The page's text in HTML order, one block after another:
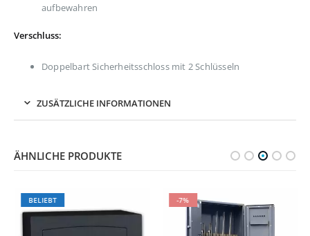
aufbewahren
Verschluss:
Doppelbart Sicherheitsschloss mit 2 Schlüsseln
ZUSÄTZLICHE INFORMATIONEN
ÄHNLICHE PRODUKTE
BELIEBT -7%